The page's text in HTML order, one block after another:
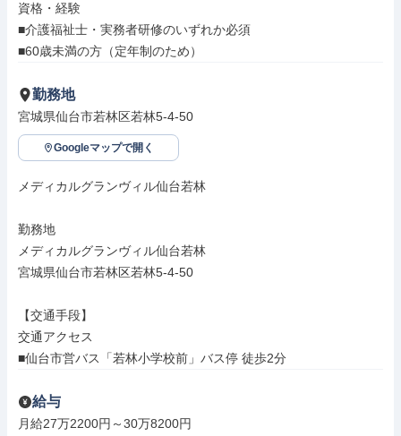
資格・経験
■介護福祉士・実務者研修のいずれか必須
■60歳未満の方（定年制のため）
勤務地
宮城県仙台市若林区若林5-4-50
Googleマップで開く
メディカルグランヴィル仙台若林
勤務地
メディカルグランヴィル仙台若林
宮城県仙台市若林区若林5-4-50
【交通手段】
交通アクセス
■仙台市営バス「若林小学校前」バス停 徒歩2分
給与
月給27万2200円～30万8200円